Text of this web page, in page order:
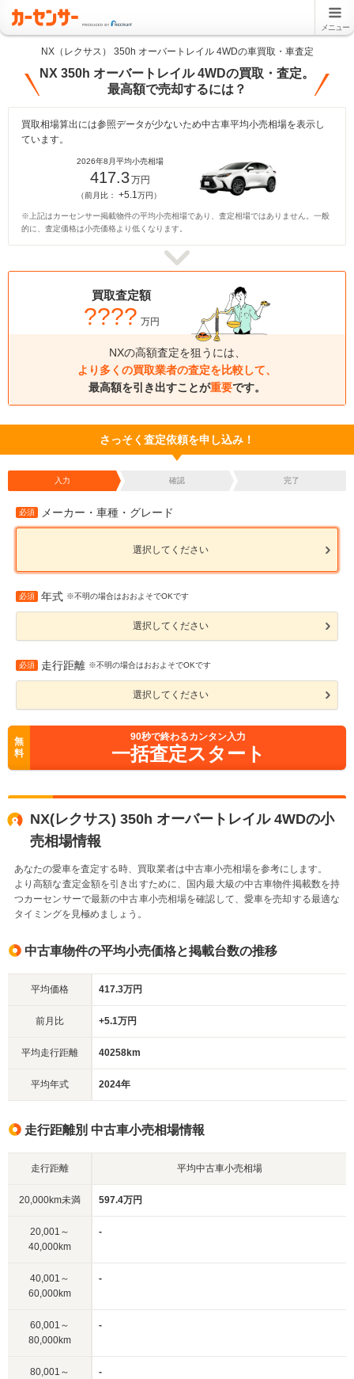
メニュー
NX（レクサス） 350h オーバートレイル 4WDの車買取・車査定
NX 350h オーバートレイル 4WDの買取・査定。
最高額で売却するには？
買取相場算出には参照データが少ないため中古車平均小売相場を表示し
ています。
2026年8月平均小売相場
417.3万円
（前月比： +5.1万円）
※上記はカーセンサー掲載物件の平均小売相場であり、査定相場ではありません。一般
的に、査定価格は小売価格より低くなります。
買取査定額
???? 万円
NXの高額査定を狙うには、
より多くの買取業者の査定を比較して、
最高額を引き出すことが重要です。
さっそく査定依頼を申し込み！
入力 確認 完了
必須 メーカー・車種・グレード
選択してください
必須 年式 ※不明の場合はおおよそでOKです
選択してください
必須 走行距離 ※不明の場合はおおよそでOKです
選択してください
無
料
90秒で終わるカンタン入力
一括査定スタート
NX(レクサス) 350h オーバートレイル 4WDの小
売相場情報
あなたの愛車を査定する時、買取業者は中古車小売相場を参考にします。
より高額な査定金額を引き出すために、国内最大級の中古車物件掲載数を持
つカーセンサーで最新の中古車小売相場を確認して、愛車を売却する最適な
タイミングを見極めましょう。
中古車物件の平均小売価格と掲載台数の推移
平均価格 417.3万円
前月比 +5.1万円
平均走行距離 40258km
平均年式 2024年
走行距離別 中古車小売相場情報
走行距離 平均中古車小売相場
20,000km未満 597.4万円
20,001～
40,000km
-
40,001～
60,000km
-
60,001～
80,000km
-
80,001～
-